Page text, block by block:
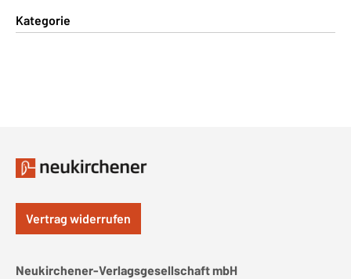
Kategorie
Vertrag widerrufen
Neukirchener-Verlagsgesellschaft mbH